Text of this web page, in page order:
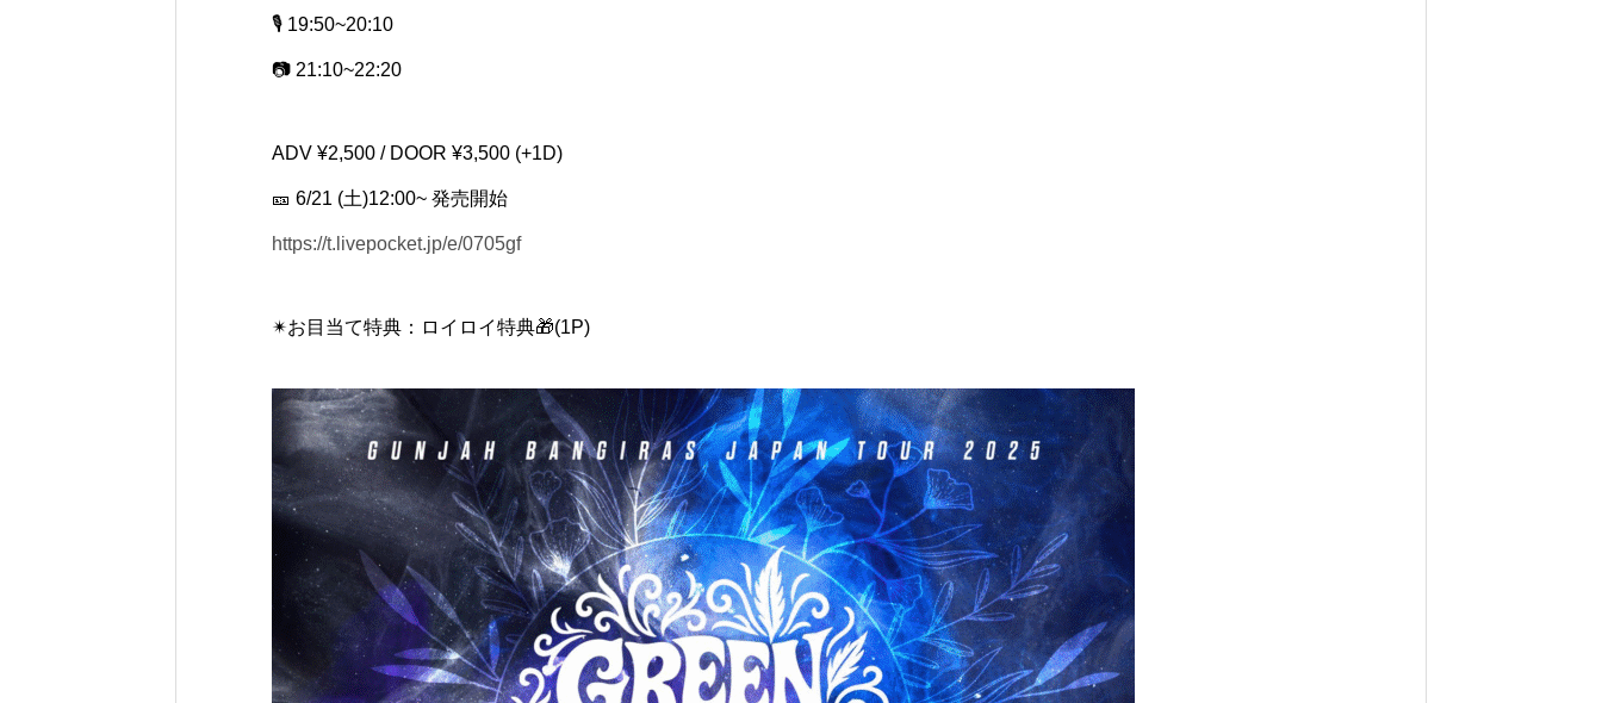
🎙️ 19:50~20:10
📷 21:10~22:20
ADV ¥2,500 / DOOR ¥3,500 (+1D)
🎫 6/21 (土)12:00~ 発売開始
https://t.livepocket.jp/e/0705gf
✴︎お目当て特典：ロイロイ特典🎁(1P)